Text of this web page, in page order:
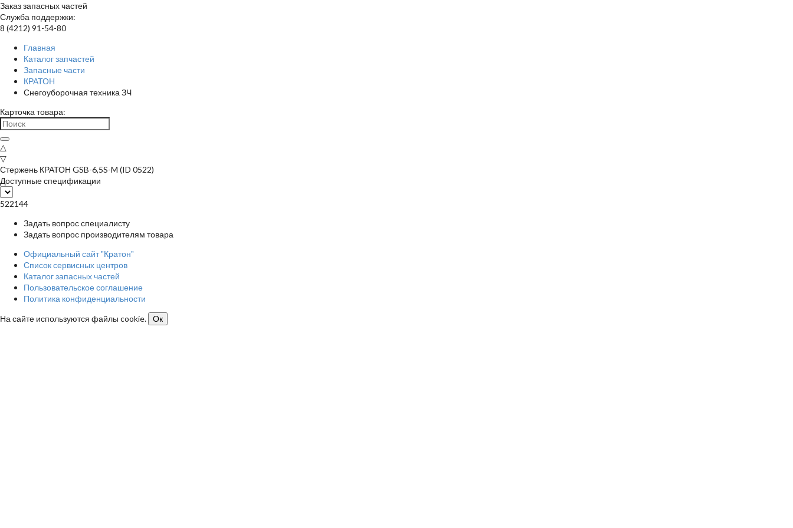
Заказ запасных частей
Служба поддержки:
8 (4212) 91-54-80
Главная
Каталог запчастей
Запасные части
КРАТОН
Снегоуборочная техника ЗЧ
Карточка товара:
△
▽
Стержень КРАТОН GSB-6,5S-M (ID 0522)
Доступные спецификации
522144
Задать вопрос специалисту
Задать вопрос производителям товара
Официальный сайт "Кратон"
Список сервисных центров
Каталог запасных частей
Пользовательское соглашение
Политика конфиденциальности
На сайте используются файлы cookie.
Ок